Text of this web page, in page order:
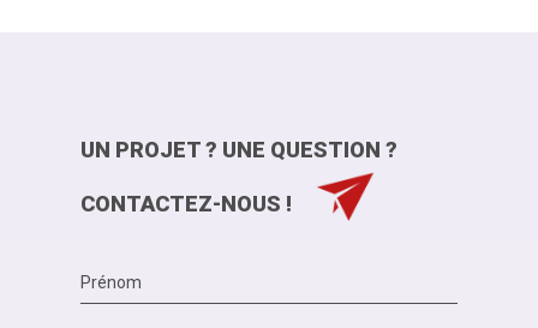
UN PROJET ? UNE QUESTION ?
CONTACTEZ-NOUS !